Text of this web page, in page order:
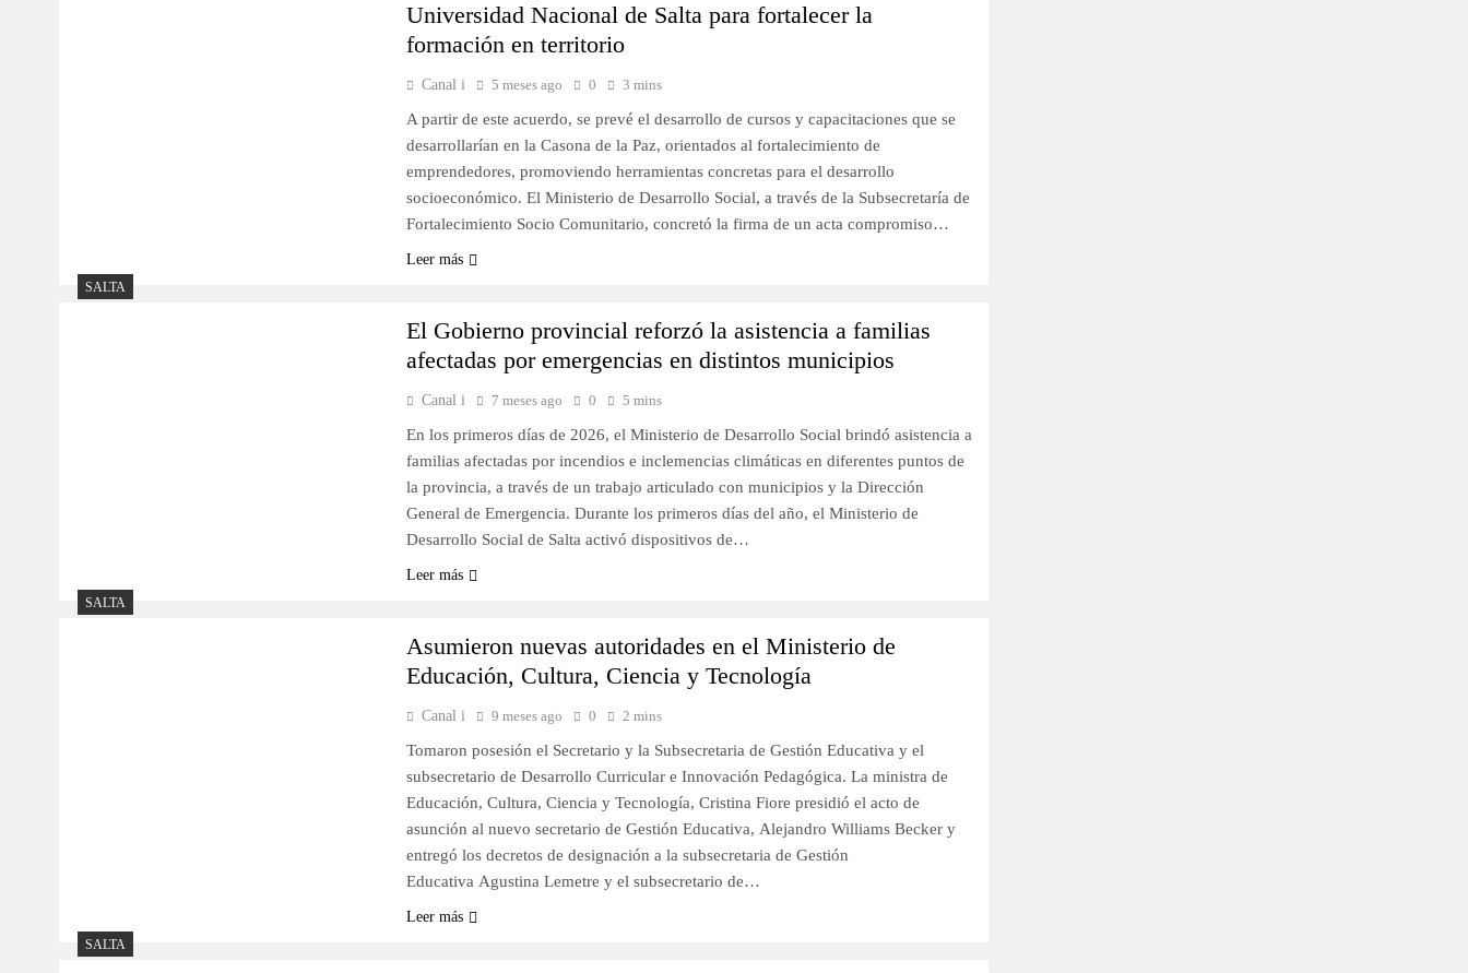
Universidad Nacional de Salta para fortalecer la
formación en territorio
Canal i 5 meses ago 0 3 mins
A partir de este acuerdo, se prevé el desarrollo de cursos y capacitaciones que se
desarrollarían en la Casona de la Paz, orientados al fortalecimiento de
emprendedores, promoviendo herramientas concretas para el desarrollo
socioeconómico. El Ministerio de Desarrollo Social, a través de la Subsecretaría de
Fortalecimiento Socio Comunitario, concretó la firma de un acta compromiso…
Leer más
SALTA
El Gobierno provincial reforzó la asistencia a familias
afectadas por emergencias en distintos municipios
Canal i 7 meses ago 0 5 mins
En los primeros días de 2026, el Ministerio de Desarrollo Social brindó asistencia a
familias afectadas por incendios e inclemencias climáticas en diferentes puntos de
la provincia, a través de un trabajo articulado con municipios y la Dirección
General de Emergencia. Durante los primeros días del año, el Ministerio de
Desarrollo Social de Salta activó dispositivos de…
Leer más
SALTA
Asumieron nuevas autoridades en el Ministerio de
Educación, Cultura, Ciencia y Tecnología
Canal i 9 meses ago 0 2 mins
Tomaron posesión el Secretario y la Subsecretaria de Gestión Educativa y el
subsecretario de Desarrollo Curricular e Innovación Pedagógica. La ministra de
Educación, Cultura, Ciencia y Tecnología, Cristina Fiore presidió el acto de
asunción al nuevo secretario de Gestión Educativa, Alejandro Williams Becker y
entregó los decretos de designación a la subsecretaria de Gestión
Educativa Agustina Lemetre y el subsecretario de…
Leer más
SALTA